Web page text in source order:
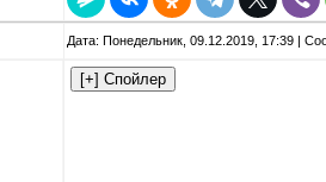
Дата: Понедельник, 09.12.2019, 17:39 |